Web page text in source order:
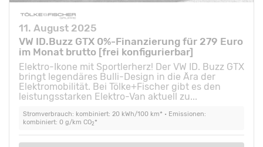
11. August 2025
VW ID.Buzz GTX 0%-Finanzierung für 279 Euro
im Monat brutto [frei konfigurierbar]
Elektro-Ikone mit Sportlerherz! Der VW ID. Buzz GTX
bringt legendäres Bulli-Design in die Ära der
Elektromobilität. Bei Tölke+Fischer gibt es den
leistungsstarken Elektro-Van aktuell zu...
Stromverbrauch: kombiniert: 20 kWh/100 km* • Emissionen:
kombiniert: 0 g/km CO2*